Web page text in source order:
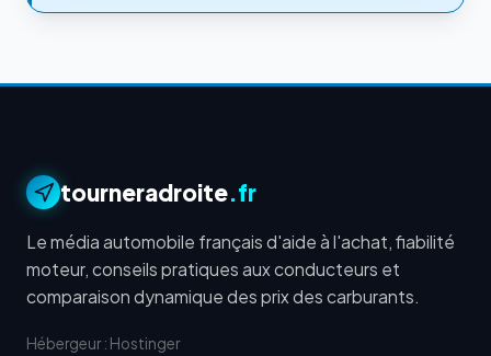
tourneradroite.fr
Le média automobile français d'aide à l'achat, fiabilité
moteur, conseils pratiques aux conducteurs et
comparaison dynamique des prix des carburants.
Hébergeur : Hostinger